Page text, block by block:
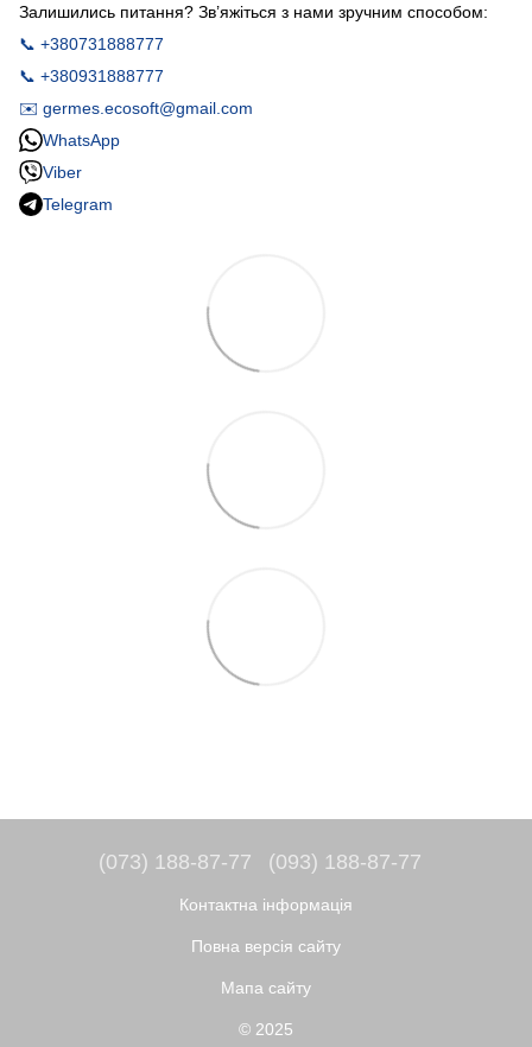
Залишились питання? Зв’яжіться з нами зручним способом:
📞 +380731888777
📞 +380931888777
✉️ germes.ecosoft@gmail.com
WhatsApp
Viber
Telegram
(073) 188-87-77 (093) 188-87-77
Контактна інформація
Повна версія сайту
Мапа сайту
© 2025